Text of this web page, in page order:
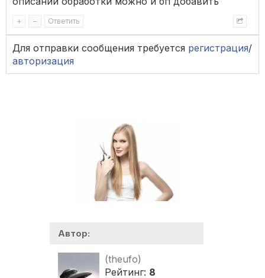
+ – Ответить
Для отправки сообщения требуется регистрация/
авторизация
Автор:
(theufo)
Рейтинг: 8